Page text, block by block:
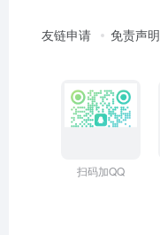
友链申请 免责声明
扫码加QQ